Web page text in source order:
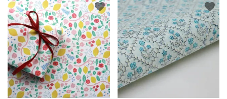
favorite favorite